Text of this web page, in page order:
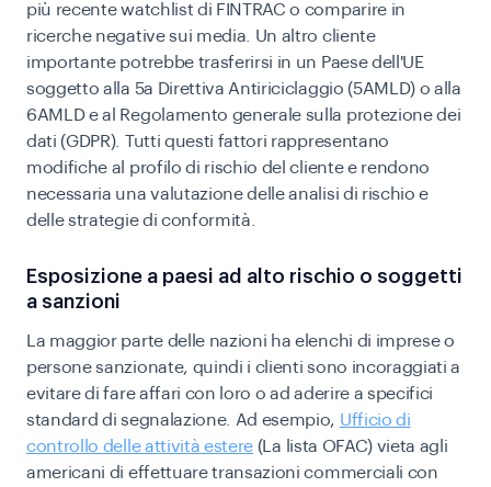
più recente watchlist di FINTRAC o comparire in
ricerche negative sui media. Un altro cliente
importante potrebbe trasferirsi in un Paese dell'UE
soggetto alla 5a Direttiva Antiriciclaggio (5AMLD) o alla
6AMLD e al Regolamento generale sulla protezione dei
dati (GDPR). Tutti questi fattori rappresentano
modifiche al profilo di rischio del cliente e rendono
necessaria una valutazione delle analisi di rischio e
delle strategie di conformità.
Esposizione a paesi ad alto rischio o soggetti
a sanzioni
La maggior parte delle nazioni ha elenchi di imprese o
persone sanzionate, quindi i clienti sono incoraggiati a
evitare di fare affari con loro o ad aderire a specifici
standard di segnalazione. Ad esempio, Ufficio di
controllo delle attività estere (La lista OFAC) vieta agli
americani di effettuare transazioni commerciali con